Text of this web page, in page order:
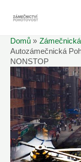
Domů
Autozámečnická
NONSTOP